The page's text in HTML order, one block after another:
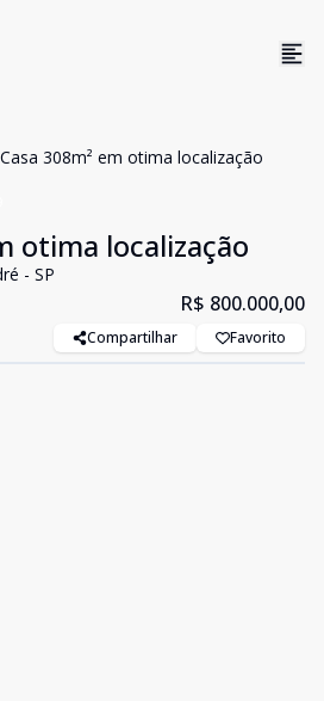
Casa 308m² em otima localização
otima localização
- SP
R$ 800.000,00
Compartilhar Favorito